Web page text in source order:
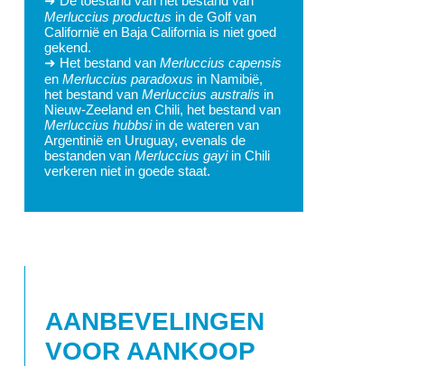
Merluccius productus in de Golf van
Californië en Baja California is niet goed
gekend.
➜ Het bestand van Merluccius capensis
en Merluccius paradoxus in Namibië,
het bestand van Merluccius australis in
Nieuw-Zeeland en Chili, het bestand van
Merluccius hubbsi in de wateren van
Argentinië en Uruguay, evenals de
bestanden van Merluccius gayi in Chili
verkeren niet in goede staat.
AANBEVELINGEN
VOOR AANKOOP